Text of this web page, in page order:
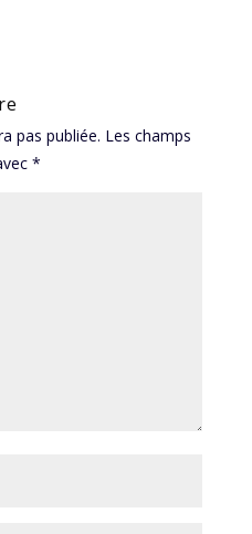
pas publiée. Les champs
*